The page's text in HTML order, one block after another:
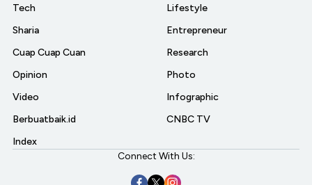
Tech
Sharia
Cuap Cuap Cuan
Opinion
Video
Berbuatbaik.id
Index
Lifestyle
Entrepreneur
Research
Photo
Infographic
CNBC TV
Connect With Us: